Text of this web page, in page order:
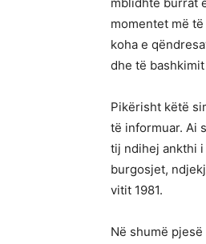
momentet më
koha e
dhe të
Pikërisht këtë
të informuar. Ai
tij ndihej ankthi
burgosjet,
vitit 1981.
Në shumë